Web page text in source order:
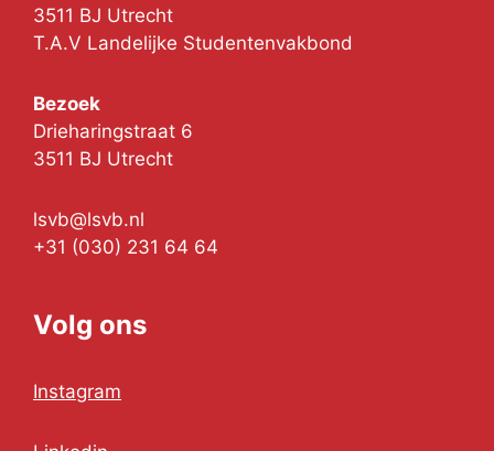
3511 BJ Utrecht
T.A.V Landelijke Studentenvakbond
Bezoek
Drieharingstraat 6
3511 BJ Utrecht
lsvb@lsvb.nl
+31 (030) 231 64 64
Volg ons
Instagram